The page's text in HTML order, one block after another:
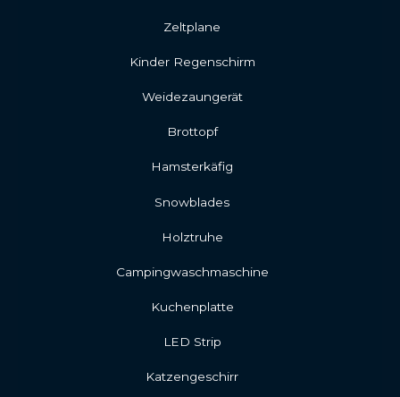
Zeltplane
Kinder Regenschirm
Weidezaungerät
Brottopf
Hamsterkäfig
Snowblades
Holztruhe
Campingwaschmaschine
Kuchenplatte
LED Strip
Katzengeschirr